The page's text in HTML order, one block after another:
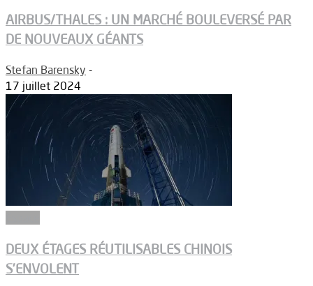
AIRBUS/THALES : UN MARCHÉ BOULEVERSÉ PAR
DE NOUVEAUX GÉANTS
Stefan Barensky -
17 juillet 2024
DEUX ÉTAGES RÉUTILISABLES CHINOIS
S’ENVOLENT